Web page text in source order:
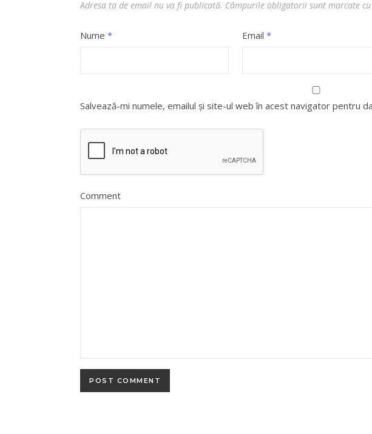
Adresa ta de email nu va fi publicată. Câmpurile obligatorii sunt marcate cu
Nume * Email *
Salvează-mi numele, emailul și site-ul web în acest navigator pentru
Comment